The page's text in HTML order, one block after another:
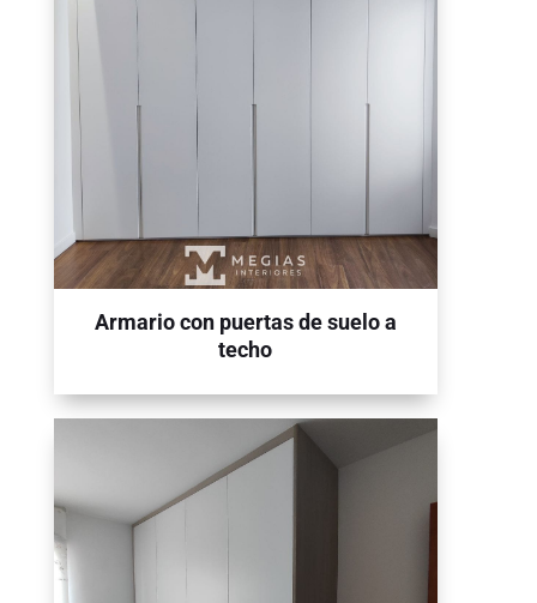
Armario con puertas de suelo a
techo